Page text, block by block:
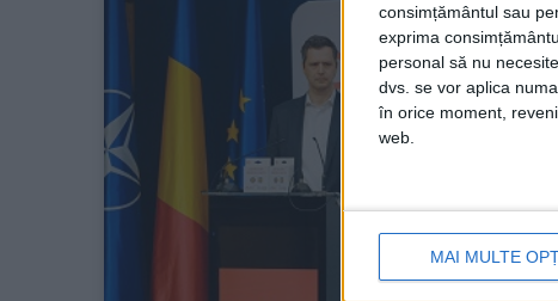
consimțământul sau
exprima
personal să nu
dvs. se vor aplica
în orice moment,
web.
MAI MULTE